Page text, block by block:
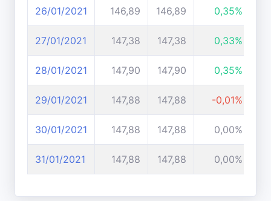
26/01/2021 146,89 146,89 0,35%
27/01/2021 147,38 147,38 0,33%
28/01/2021 147,90 147,90 0,35%
29/01/2021 147,88 147,88 -0,01%
30/01/2021 147,88 147,88 0,00%
31/01/2021 147,88 147,88 0,00%